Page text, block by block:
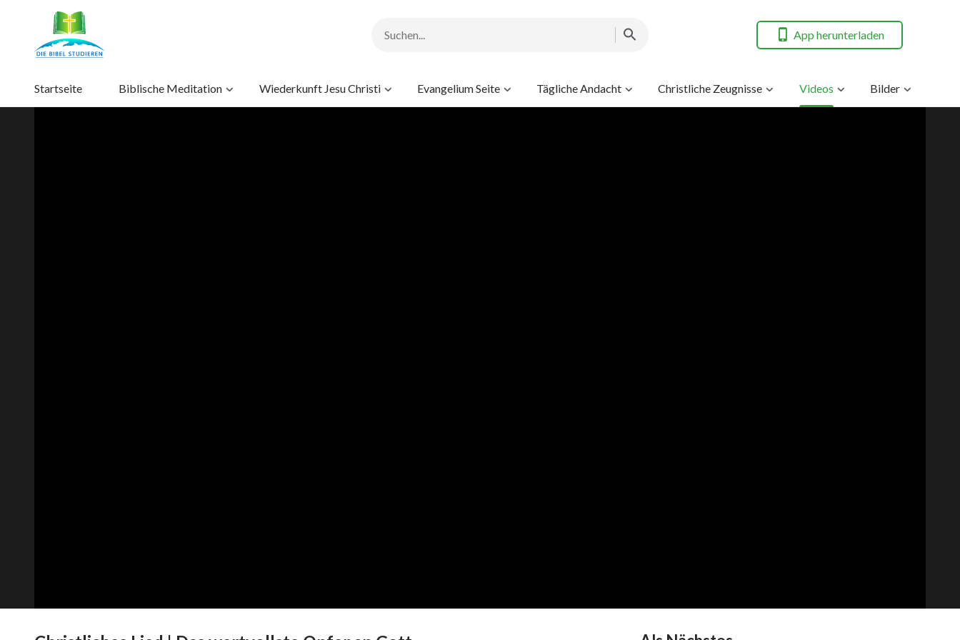
App herunterladen
Startseite Biblische Meditation Wiederkunft Jesu Christi Evangelium Seite Tägliche Andacht Christliche Zeugnisse Videos Bilder